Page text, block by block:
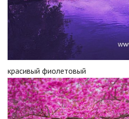
красивый фиолетовый